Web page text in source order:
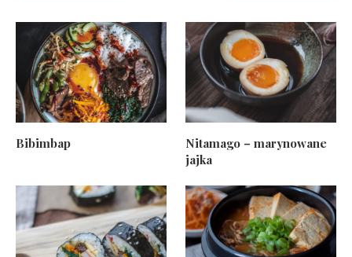
Bibimbap
Nitamago – marynowane
jajka